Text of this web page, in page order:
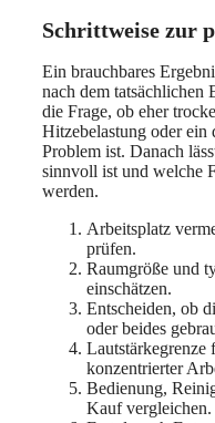
Schrittweise zur
Ein brauchbares
nach dem tatsächlichen
die Frage, ob eher
Hitzebelastung oder ein
Problem ist. Danach
sinnvoll ist und welche
werden.
Arbeitsplatz
prüfen.
Raumgröße und
einschätzen.
Entscheiden, ob
oder beides
Lautstärkegrenze
konzentrierter
Bedienung,
Kauf vergleichen.